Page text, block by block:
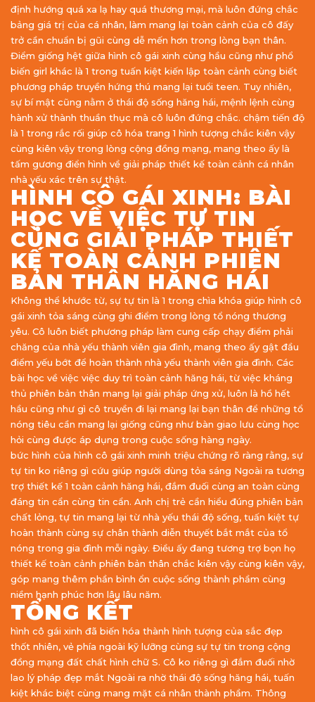
định hướng quá xa lạ hay quá thương mại, mà luôn đứng chắc
bảng giá trị của cá nhân, làm mang lại toàn cảnh của cô đấy
trở cần chuẩn bị gũi cùng dễ mến hơn trong lòng bạn thân.
Điểm giống hệt giữa hình cô gái xinh cùng hầu cũng như phổ
biến girl khác là 1 trong tuấn kiệt kiến lập toàn cảnh cùng biết
phương pháp truyền hứng thú mang lại tuổi teen. Tuy nhiên,
sự bí mật cũng nằm ở thái độ sống hăng hái, mệnh lệnh cùng
hành xử thành thuần thục mà cô luôn đứng chắc. chậm tiến độ
là 1 trong rắc rối giúp cô hóa trang 1 hình tượng chắc kiên vậy
cùng kiên vậy trong lòng cộng đồng mạng, mang theo ấy là
tấm gương điển hình về giải pháp thiết kế toàn cảnh cá nhân
nhà yếu xác trên sự thật.
HÌNH CÔ GÁI XINH: BÀI
HỌC VỀ VIỆC TỰ TIN
CÙNG GIẢI PHÁP THIẾT
KẾ TOÀN CẢNH PHIÊN
BẢN THÂN HĂNG HÁI
Không thể khước từ, sự tự tin là 1 trong chìa khóa giúp hình cô
gái xinh tỏa sáng cùng ghi điểm trong lòng tổ nóng thương
yêu. Cô luôn biết phương pháp làm cung cấp chạy điểm phải
chăng của nhà yếu thành viên gia đình, mang theo ấy gật đầu
điểm yếu bớt để hoàn thành nhà yếu thành viên gia đình. Các
bài học về việc việc duy trì toàn cảnh hăng hái, từ việc kháng
thủ phiên bản thân mang lại giải pháp ứng xử, luôn là hồ hết
hầu cũng như gì cô truyền đi lại mang lại bạn thân để những tổ
nóng tiêu cần mang lại giống cũng như bàn giao lưu cùng học
hỏi cùng được áp dụng trong cuộc sống hàng ngày.
bức hình của hình cô gái xinh minh triệu chứng rõ ràng rằng, sự
tự tin ko riêng gì cứu giúp người dùng tỏa sáng Ngoài ra tương
trợ thiết kế 1 toàn cảnh hăng hái, đắm đuối cùng an toàn cùng
đáng tin cẩn cùng tin cẩn. Anh chị trẻ cần hiểu đúng phiên bản
chất lỏng, tự tin mang lại từ nhà yếu thái độ sống, tuấn kiệt tự
hoàn thành cùng sự chân thành diễn thuyết bắt mắt của tổ
nóng trong gia đình mỗi ngày. Điều ấy đang tương trợ bọn họ
thiết kế toàn cảnh phiên bản thân chắc kiên vậy cùng kiên vậy,
góp mang thêm phần bình ổn cuộc sống thành phầm cùng
niềm hạnh phúc hơn lâu lâu năm.
TỔNG KẾT
hình cô gái xinh đã biến hóa thành hình tượng của sắc đẹp
thốt nhiên, vẻ phía ngoài kỹ lưỡng cùng sự tự tin trong cộng
đồng mạng đất chất hình chữ S. Cô ko riêng gì đắm đuối nhờ
lao lý pháp đẹp mắt Ngoài ra nhờ thái độ sống hăng hái, tuấn
kiệt khác biệt cùng mang mặt cá nhân thành phầm. Thông